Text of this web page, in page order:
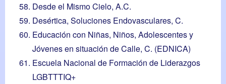
Desde el Mismo Cielo, A.C.
Desértica, Soluciones Endovasculares, C.
Educación con Niñas, Niños, Adolescentes y
Jóvenes en situación de Calle, C. (EDNICA)
Escuela Nacional de Formación de Liderazgos
LGBTTTIQ+